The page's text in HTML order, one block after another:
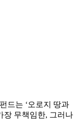
드는 ‘오로지 땅과
장 무책임한, 그러나